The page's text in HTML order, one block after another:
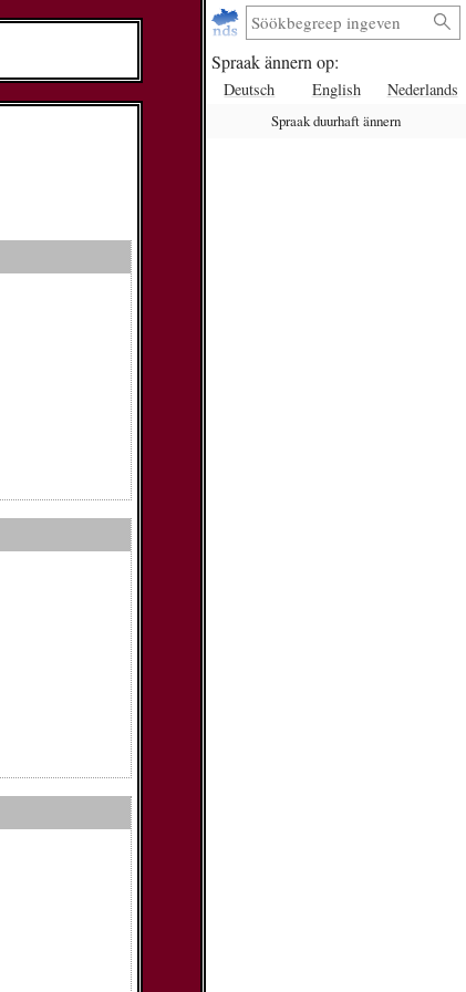
Spraak ännern op:
Deutsch English Nederlands
Spraak duurhaft ännern